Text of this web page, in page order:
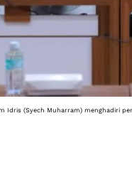
Idris (Syech Muharram) menghadiri